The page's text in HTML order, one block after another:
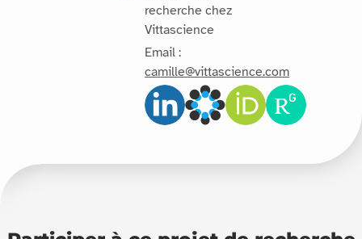
recherche chez
Vittascience
Email :
camille@vittascience.com